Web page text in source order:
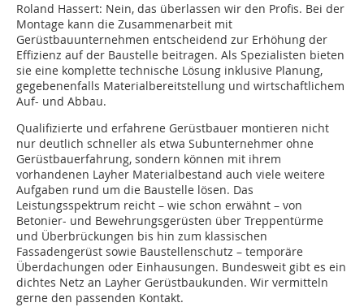
Roland Hassert: Nein, das überlassen wir den Profis. Bei der
Montage kann die Zusammenarbeit mit
Gerüstbauunternehmen entscheidend zur Erhöhung der
Effizienz auf der Baustelle beitragen. Als Spezialisten bieten
sie eine komplette technische Lösung inklusive Planung,
gegebenenfalls Materialbereitstellung und wirtschaftlichem
Auf- und Abbau.
Qualifizierte und erfahrene Gerüstbauer montieren nicht
nur deutlich schneller als etwa Subunternehmer ohne
Gerüstbauerfahrung, sondern können mit ihrem
vorhandenen Layher Materialbestand auch viele weitere
Aufgaben rund um die Baustelle lösen. Das
Leistungsspektrum reicht – wie schon erwähnt – von
Betonier- und Bewehrungsgerüsten über Treppentürme
und Überbrückungen bis hin zum klassischen
Fassadengerüst sowie Baustellenschutz – temporäre
Überdachungen oder Einhausungen. Bundesweit gibt es ein
dichtes Netz an Layher Gerüstbaukunden. Wir vermitteln
gerne den passenden Kontakt.